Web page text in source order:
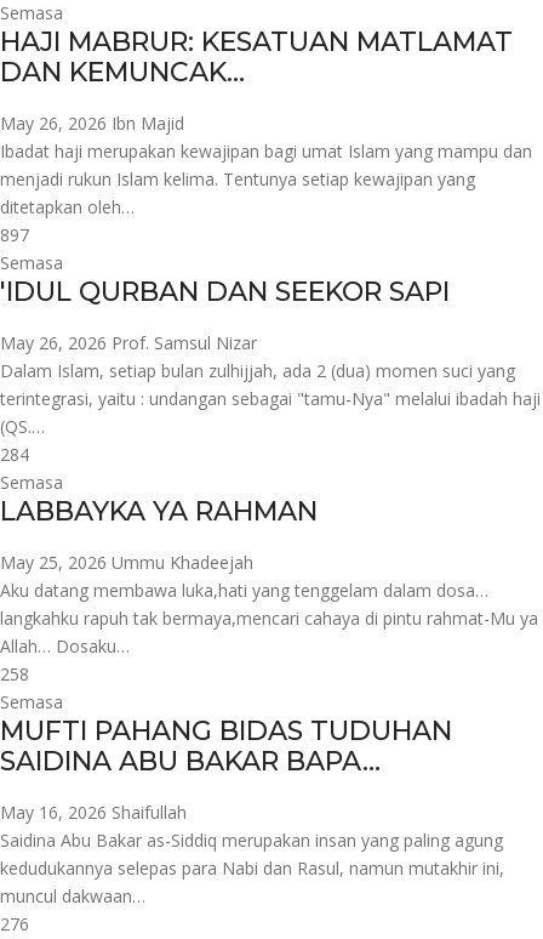
Semasa
HAJI MABRUR: KESATUAN MATLAMAT
DAN KEMUNCAK…
May 26, 2026 Ibn Majid
Ibadat haji merupakan kewajipan bagi umat Islam yang mampu dan
menjadi rukun Islam kelima. Tentunya setiap kewajipan yang
ditetapkan oleh…
897
Semasa
'IDUL QURBAN DAN SEEKOR SAPI
May 26, 2026 Prof. Samsul Nizar
Dalam Islam, setiap bulan zulhijjah, ada 2 (dua) momen suci yang
terintegrasi, yaitu : undangan sebagai "tamu-Nya" melalui ibadah haji
(QS.…
284
Semasa
LABBAYKA YA RAHMAN
May 25, 2026 Ummu Khadeejah
Aku datang membawa luka,hati yang tenggelam dalam dosa…
langkahku rapuh tak bermaya,mencari cahaya di pintu rahmat-Mu ya
Allah… Dosaku…
258
Semasa
MUFTI PAHANG BIDAS TUDUHAN
SAIDINA ABU BAKAR BAPA…
May 16, 2026 Shaifullah
Saidina Abu Bakar as-Siddiq merupakan insan yang paling agung
kedudukannya selepas para Nabi dan Rasul, namun mutakhir ini,
muncul dakwaan…
276